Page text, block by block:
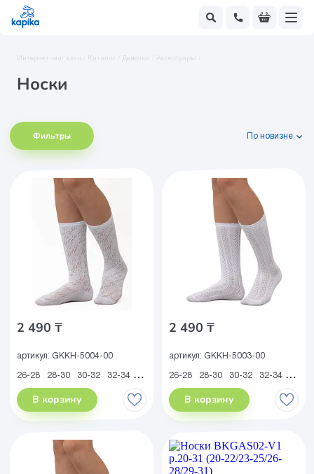
Интернет-магазин / Каталог / Девочки / Аксессуары /
Носки
Фильтры По новизне
2 490 ₸
артикул: GKKH-5004-00
26-28 28-30 30-32 32-34 34-36
В корзину
2 490 ₸
артикул: GKKH-5003-00
26-28 28-30 30-32 32-34 34-36
В корзину